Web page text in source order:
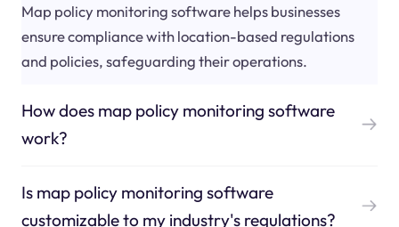
Map policy monitoring software helps businesses
ensure compliance with location-based regulations
and policies, safeguarding their operations.
How does map policy monitoring software
work?
Is map policy monitoring software
customizable to my industry's regulations?